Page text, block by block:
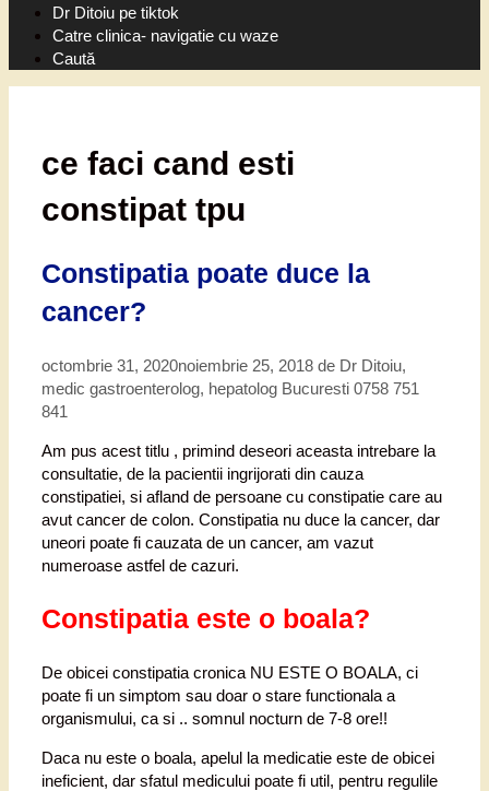
Dr Ditoiu pe tiktok
Catre clinica- navigatie cu waze
Caută
ce faci cand esti
constipat tpu
Constipatia poate duce la
cancer?
octombrie 31, 2020noiembrie 25, 2018 de Dr Ditoiu,
medic gastroenterolog, hepatolog Bucuresti 0758 751
841
Am pus acest titlu , primind deseori aceasta intrebare la
consultatie, de la pacientii ingrijorati din cauza
constipatiei, si afland de persoane cu constipatie care au
avut cancer de colon. Constipatia nu duce la cancer, dar
uneori poate fi cauzata de un cancer, am vazut
numeroase astfel de cazuri.
Constipatia este o boala?
De obicei constipatia cronica NU ESTE O BOALA, ci
poate fi un simptom sau doar o stare functionala a
organismului, ca si .. somnul nocturn de 7-8 ore!!
Daca nu este o boala, apelul la medicatie este de obicei
ineficient, dar sfatul medicului poate fi util, pentru regulile